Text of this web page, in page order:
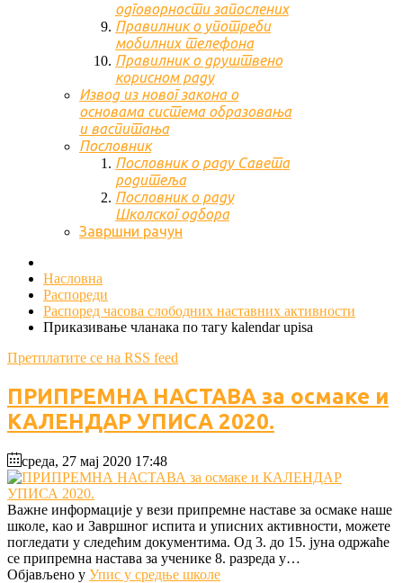
одговорности запослених
Правилник о употреби
мобилних телефона
Правилник о друштвено
корисном раду
Извод из новог закона о
основама система образовања
и васпитања
Пословник
Пословник о раду Савета
родитеља
Пословник о раду
Школског одбора
Завршни рачун
Насловна
Распореди
Распоред часова слободних наставних активности
Приказивање чланака по тагу kalendar upisa
Претплатите се на RSS feed
ПРИПРЕМНА НАСТАВА за осмаке и
КАЛЕНДАР УПИСА 2020.
среда, 27 мај 2020 17:48
Важне информације у вези припремне наставе за осмаке наше
школе, као и Завршног испита и уписних активности, можете
погледати у следећим документима. Од 3. до 15. јуна одржаће
се припремна настава за ученике 8. разреда у…
Објављено у Упис у средње школе